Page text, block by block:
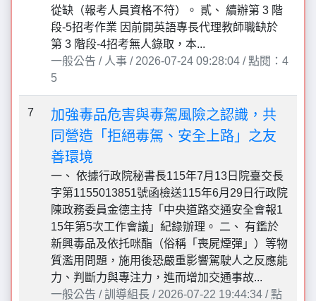
從缺（報考人員資格不符）。 貳、 續辦第 3 階
段-5招考作業 因前開英語專長代理教師職缺於
第 3 階段-4招考無人錄取，本...
一般公告 / 人事 / 2026-07-24 09:28:04 / 點閱：4
5
7
加強毒品危害與毒駕風險之認識，共
同營造「拒絕毒駕、安全上路」之友
善環境
一、 依據行政院秘書長115年7月13日院臺交長
字第1155013851號函檢送115年6月29日行政院
陳政務委員金德主持「中央道路交通安全會報1
15年第5次工作會議」紀錄辦理。 二、 有鑑於
新興毒品及依托咪酯（俗稱「喪屍煙彈」）等物
質濫用問題，施用後恐嚴重影響駕駛人之反應能
力、判斷力與專注力，進而增加交通事故...
一般公告 / 訓導組長 / 2026-07-22 19:44:34 / 點